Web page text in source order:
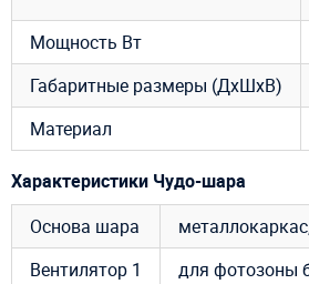
Мощность Вт
Габаритные размеры (ДхШхВ)
Материал
Характеристики Чудо-шара
Основа шара
Вентилятор 1
для фотозоны